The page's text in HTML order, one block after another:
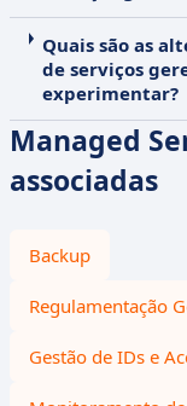
Quais são as
de serviços
experimentar?
Managed
associadas
Backup
Regulamentação
Gestão de IDs e